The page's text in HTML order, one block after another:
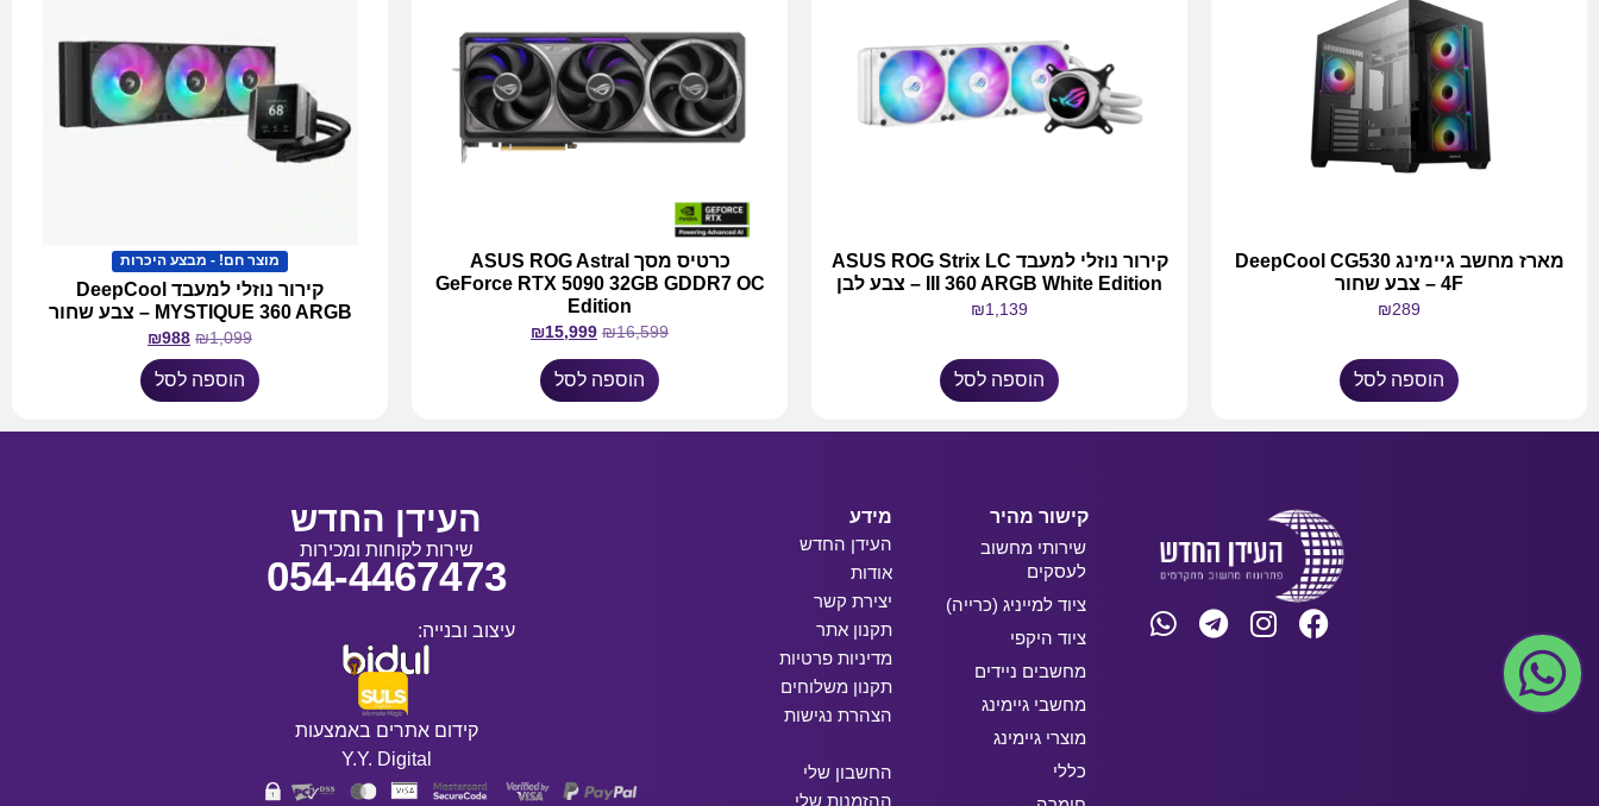
מארז מחשב גיימינג DeepCool CG530
4F – צבע שחור
₪289
הוספה לסל
קירור נוזלי למעבד ASUS ROG Strix LC
III 360 ARGB White Edition – צבע לבן
₪1,139
הוספה לסל
כרטיס מסך ASUS ROG Astral
GeForce RTX 5090 32GB GDDR7 OC
Edition
₪16,599
₪15,999
הוספה לסל
מוצר חם! - מבצע היכרות
קירור נוזלי למעבד DeepCool
MYSTIQUE 360 ARGB – צבע שחור
₪1,099
₪988
הוספה לסל
קישור מהיר
שירותי מחשוב
לעסקים
ציוד למייניג (כרייה)
ציוד היקפי
מחשבים ניידים
מחשבי גיימינג
מוצרי גיימינג
כללי
מידע
העידן החדש
אודות
יצירת קשר
תקנון אתר
מדיניות פרטיות
תקנון משלוחים
הצהרת נגישות
החשבון שלי
ההזמנות שלי
העידן החדש
שירות לקוחות ומכירות
054-4467473
עיצוב ובנייה:
קידום אתרים באמצעות
Y.Y. Digital